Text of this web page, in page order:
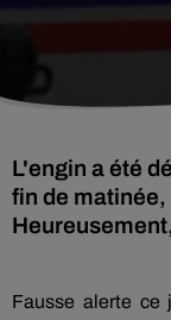
L'engin a été
fin de
Fausse alerte ce